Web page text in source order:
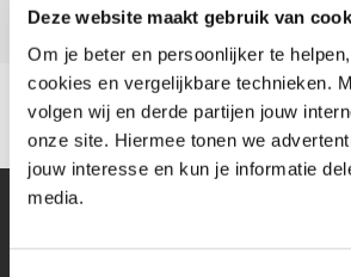
Deze website maakt gebruik van
Om je beter en persoonlijker te
cookies en vergelijkbare technieken.
volgen wij en derde partijen jouw
onze site. Hiermee tonen we
jouw interesse en kun je informatie
media.